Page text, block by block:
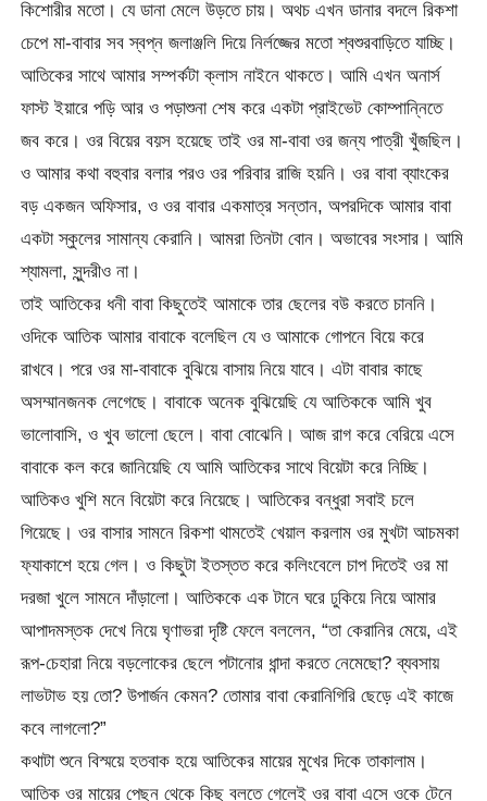
কিশোরীর মতো। যে ডানা মেলে উড়তে চায়। অথচ এখন ডানার বদলে রিকশা
চেপে মা-বাবার সব স্বপ্ন জলাঞ্জলি দিয়ে নির্লজ্জের মতো শ্বশুরবাড়িতে যাচ্ছি।
আতিকের সাথে আমার সম্পর্কটা ক্লাস নাইনে থাকতে। আমি এখন অনার্স
ফাস্ট ইয়ারে পড়ি আর ও পড়াশুনা শেষ করে একটা প্রাইভেট কোম্পান্নিতে
জব করে। ওর বিয়ের বয়স হয়েছে তাই ওর মা-বাবা ওর জন্য পাত্রী খুঁজছিল।
ও আমার কথা বহুবার বলার পরও ওর পরিবার রাজি হয়নি। ওর বাবা ব্যাংকের
বড় একজন অফিসার, ও ওর বাবার একমাত্র সন্তান, অপরদিকে আমার বাবা
একটা স্কুলের সামান্য কেরানি। আমরা তিনটা বোন। অভাবের সংসার। আমি
শ্যামলা, সুন্দরীও না।
তাই আতিকের ধনী বাবা কিছুতেই আমাকে তার ছেলের বউ করতে চাননি।
ওদিকে আতিক আমার বাবাকে বলেছিল যে ও আমাকে গোপনে বিয়ে করে
রাখবে। পরে ওর মা-বাবাকে বুঝিয়ে বাসায় নিয়ে যাবে। এটা বাবার কাছে
অসম্মানজনক লেগেছে। বাবাকে অনেক বুঝিয়েছি যে আতিককে আমি খুব
ভালোবাসি, ও খুব ভালো ছেলে। বাবা বোঝেনি। আজ রাগ করে বেরিয়ে এসে
বাবাকে কল করে জানিয়েছি যে আমি আতিকের সাথে বিয়েটা করে নিচ্ছি।
আতিকও খুশি মনে বিয়েটা করে নিয়েছে। আতিকের বন্ধুরা সবাই চলে
গিয়েছে। ওর বাসার সামনে রিকশা থামতেই খেয়াল করলাম ওর মুখটা আচমকা
ফ্যাকাশে হয়ে গেল। ও কিছুটা ইতস্তত করে কলিংবেলে চাপ দিতেই ওর মা
দরজা খুলে সামনে দাঁড়ালো। আতিককে এক টানে ঘরে ঢুকিয়ে নিয়ে আমার
আপাদমস্তক দেখে নিয়ে ঘৃণাভরা দৃষ্টি ফেলে বললেন, “তা কেরানির মেয়ে, এই
রূপ-চেহারা নিয়ে বড়লোকের ছেলে পটানোর ধান্দা করতে নেমেছো? ব্যবসায়
লাভটাভ হয় তো? উপার্জন কেমন? তোমার বাবা কেরানিগিরি ছেড়ে এই কাজে
কবে লাগলো?”
কথাটা শুনে বিস্ময়ে হতবাক হয়ে আতিকের মায়ের মুখের দিকে তাকালাম।
আতিক ওর মায়ের পেছন থেকে কিছু বলতে গেলেই ওর বাবা এসে ওকে টেনে